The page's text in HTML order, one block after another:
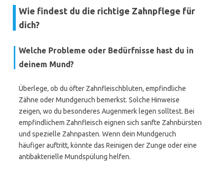
Wie findest du die richtige Zahnpflege für
dich?
Welche Probleme oder Bedürfnisse hast du in
deinem Mund?
Überlege, ob du öfter Zahnfleischbluten, empfindliche
Zähne oder Mundgeruch bemerkst. Solche Hinweise
zeigen, wo du besonderes Augenmerk legen solltest. Bei
empfindlichem Zahnfleisch eignen sich sanfte Zahnbürsten
und spezielle Zahnpasten. Wenn dein Mundgeruch
häufiger auftritt, könnte das Reinigen der Zunge oder eine
antibakterielle Mundspülung helfen.